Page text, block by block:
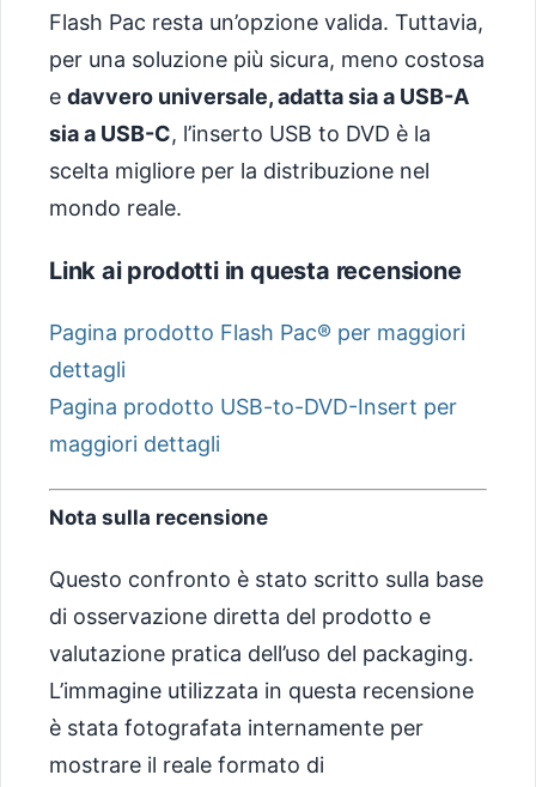
Flash Pac resta un’opzione valida. Tuttavia,
per una soluzione più sicura, meno costosa
e davvero universale, adatta sia a USB-A
sia a USB-C, l’inserto USB to DVD è la
scelta migliore per la distribuzione nel
mondo reale.
Link ai prodotti in questa recensione
Pagina prodotto Flash Pac® per maggiori
dettagli
Pagina prodotto USB-to-DVD-Insert per
maggiori dettagli
Nota sulla recensione
Questo confronto è stato scritto sulla base
di osservazione diretta del prodotto e
valutazione pratica dell’uso del packaging.
L’immagine utilizzata in questa recensione
è stata fotografata internamente per
mostrare il reale formato di